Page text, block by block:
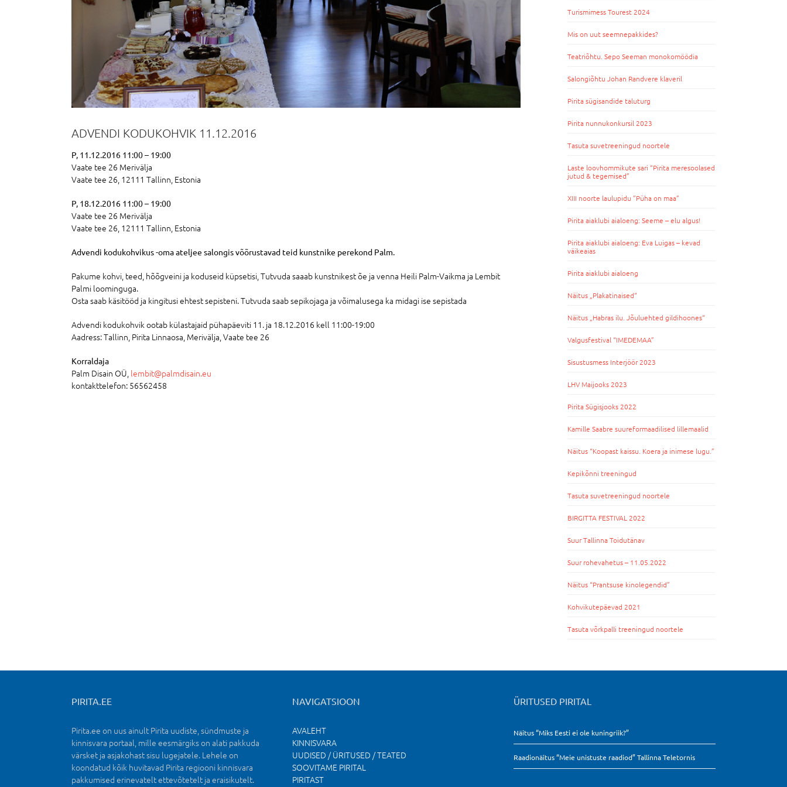
ADVENDI KODUKOHVIK 11.12.2016
P, 11.12.2016 11:00 – 19:00
Vaate tee 26 Merivälja
Vaate tee 26, 12111 Tallinn, Estonia
P, 18.12.2016 11:00 – 19:00
Vaate tee 26 Merivälja
Vaate tee 26, 12111 Tallinn, Estonia
Advendi kodukohvikus -oma ateljee salongis võõrustavad teid kunstnike perekond Palm.
Pakume kohvi, teed, hõõgveini ja koduseid küpsetisi, Tutvuda saaab kunstnikest õe ja venna Heili Palm-Vaikma ja Lembit
Palmi loominguga.
Osta saab käsitööd ja kingitusi ehtest sepisteni. Tutvuda saab sepikojaga ja võimalusega ka midagi ise sepistada
Advendi kodukohvik ootab külastajaid pühapäeviti 11. ja 18.12.2016 kell 11:00-19:00
Aadress: Tallinn, Pirita Linnaosa, Merivälja, Vaate tee 26
Korraldaja
Palm Disain OÜ, lembit@palmdisain.eu
kontakttelefon: 56562458
Turismimess Tourest 2024
Mis on uut seemnepakkides?
Teatriõhtu. Sepo Seeman monokomöödia
Salongiõhtu Johan Randvere klaveril
Pirita sügisandide taluturg
Pirita nunnukonkursil 2023
Tasuta suvetreeningud noortele
Laste loovhommikute sari “Pirita meresoolased
jutud & tegemised”
XIII noorte laulupidu ”Püha on maa”
Pirita aiaklubi aialoeng: Seeme – elu algus!
Pirita aiaklubi aialoeng: Eva Luigas – kevad
väikeaias
Pirita aiaklubi aialoeng
Näitus „Plakatinaised“
Näitus „Habras ilu. Jõuluehted gildihoones“
Valgusfestival “IMEDEMAA”
Sisustusmess Interjöör 2023
LHV Maijooks 2023
Pirita Sügisjooks 2022
Kamille Saabre suureformaadilised lillemaalid
Näitus “Koopast kaissu. Koera ja inimese lugu.”
Kepikõnni treeningud
Tasuta suvetreeningud noortele
BIRGITTA FESTIVAL 2022
Suur Tallinna Toidutänav
Suur rohevahetus – 11.05.2022
Näitus “Prantsuse kinolegendid”
Kohvikutepäevad 2021
Tasuta võrkpalli treeningud noortele
PIRITA.EE
Pirita.ee on uus ainult Pirita uudiste, sündmuste ja
kinnisvara portaal, mille eesmärgiks on alati pakkuda
värsket ja asjakohast sisu lugejatele. Lehele on
koondatud kõik huvitavad Pirita regiooni kinnisvara
pakkumised erinevatelt ettevõtetelt ja eraisikutelt.
NAVIGATSIOON
AVALEHT
KINNISVARA
UUDISED / ÜRITUSED / TEATED
SOOVITAME PIRITAL
PIRITAST
ÜRITUSED PIRITAL
Näitus “Miks Eesti ei ole kuningriik?”
Raadionäitus “Meie unistuste raadiod” Tallinna Teletornis